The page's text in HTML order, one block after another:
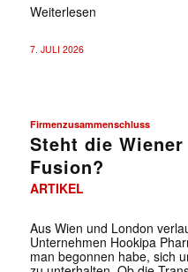
Weiterlesen
7. JULI 2026
Firmenzusammenschluss
Steht die
Fusion?
ARTIKEL
Aus Wien und London
Unternehmen Hookipa
man begonnen habe, sich